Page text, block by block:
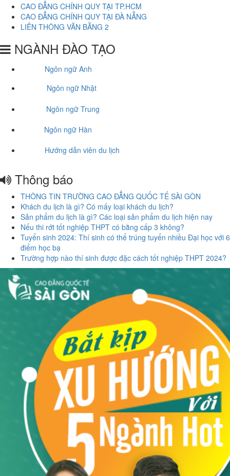
CAO ĐẲNG CHÍNH QUY TẠI TP.HCM
CAO ĐẲNG CHÍNH QUY TẠI ĐÀ NẴNG
LIÊN THÔNG VĂN BẰNG 2
NGÀNH ĐÀO TẠO
Ngôn ngữ Anh
Ngôn ngữ Nhật
Ngôn ngữ Trung
Ngôn ngữ Hàn
Hướng dẫn viên du lịch
Thông báo
THÔNG TIN TRƯỜNG CAO ĐẲNG QUỐC TẾ SÀI GÒN
Khách du lịch là gì? Có mấy loại khách du lịch?
Sản phẩm du lịch là gì? Các loại sản phẩm du lịch hiện nay
Nếu thi rớt tốt nghiệp THPT có bằng cấp 3 không?
Tuyển sinh 2024: Thí sinh có thể trúng tuyển nhiều Đại học với 6
điểm học bạ
Trường hợp nào thí sinh được đặc cách tốt nghiệp THPT 2024?